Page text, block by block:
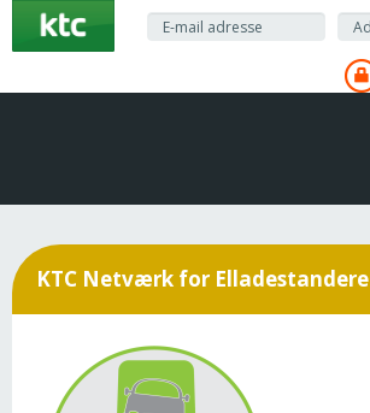
hovedindhold
KTC Netværk for Elladestandere